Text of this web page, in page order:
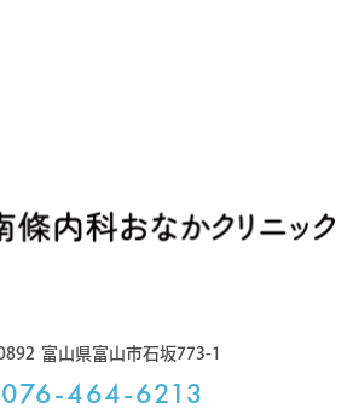
富山県富山市石坂773-1
076-464-6213